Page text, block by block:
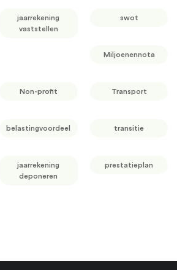
jaarrekening
vaststellen
swot
Miljoenennota
Non-profit Transport
belastingvoordeel transitie
jaarrekening
deponeren
prestatieplan